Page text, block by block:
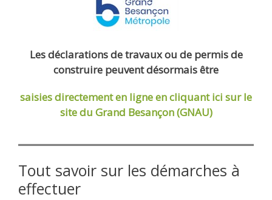
Les déclarations de travaux ou de permis de
construire peuvent désormais être
saisies directement en ligneen cliquant ici sur le
site du Grand Besançon (GNAU)
Tout savoir sur les démarches à
effectuer